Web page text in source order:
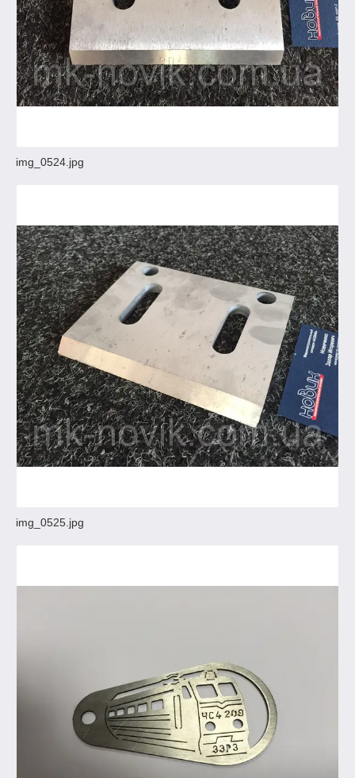
img_0524.jpg
img_0525.jpg